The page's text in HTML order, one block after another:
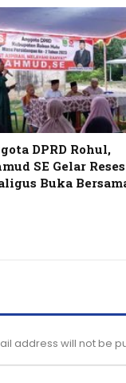
DPRD Rohul,
SE Gelar Reses
Buka
address will not be